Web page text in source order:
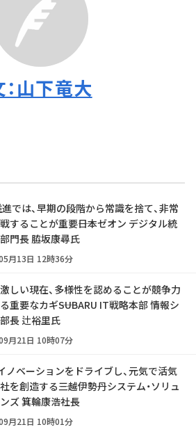
：山下竜大
では、早期の段階から常識を捨て、非常
することが重要――日本ゼオン デジタル統
門長 脇坂康尋氏
月13日 12時36分
しい現在、多様性を認めることが競争力
重要なカギ――SUBARU IT戦略本部 情報シ
長 辻裕里氏
月21日 10時07分
ノベーションをドライブし、元気で活気
を創造する――三越伊勢丹システム・ソリュ
ズ 箕輪康浩社長
月21日 10時01分